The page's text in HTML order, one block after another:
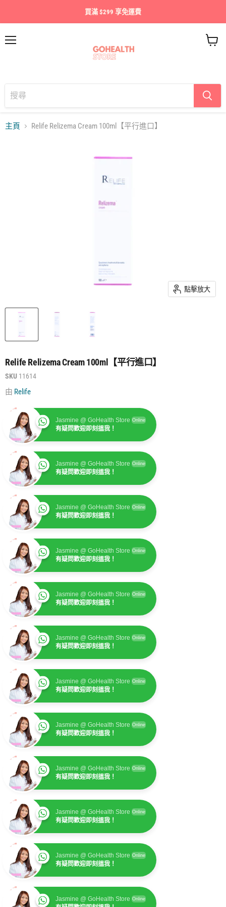
買滿 $299 享免運費
車
主頁 Relife Relizema Cream 100ml【平行進口】
點擊放大
Relife Relizema Cream 100ml【平行進口】
SKU 11614
由 Relife
Jasmine @ GoHealth Store Online
有疑問歡迎即刻搵我！
Jasmine @ GoHealth Store Online
有疑問歡迎即刻搵我！
Jasmine @ GoHealth Store Online
有疑問歡迎即刻搵我！
Jasmine @ GoHealth Store Online
有疑問歡迎即刻搵我！
Jasmine @ GoHealth Store Online
有疑問歡迎即刻搵我！
Jasmine @ GoHealth Store Online
有疑問歡迎即刻搵我！
Jasmine @ GoHealth Store Online
有疑問歡迎即刻搵我！
Jasmine @ GoHealth Store Online
有疑問歡迎即刻搵我！
Jasmine @ GoHealth Store Online
有疑問歡迎即刻搵我！
Jasmine @ GoHealth Store Online
有疑問歡迎即刻搵我！
Jasmine @ GoHealth Store Online
有疑問歡迎即刻搵我！
Jasmine @ GoHealth Store Online